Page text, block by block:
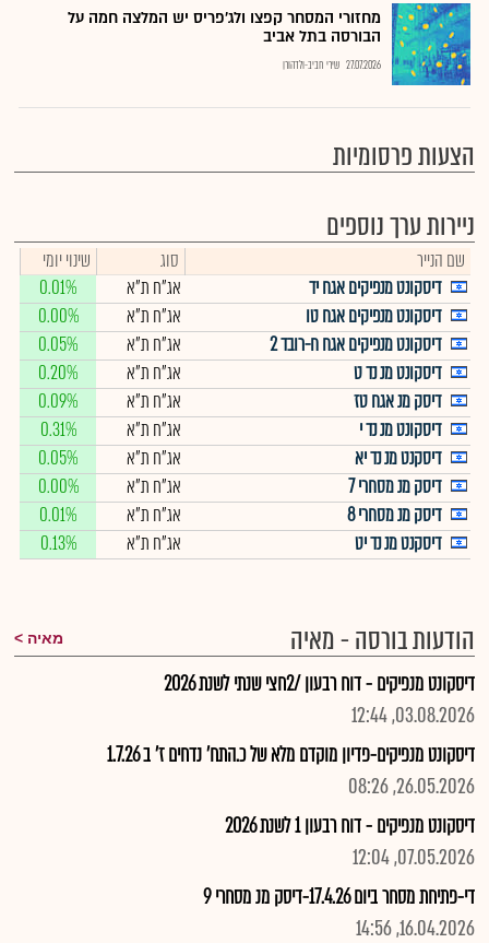
מחזורי המסחר קפצו ולג'פריס יש המלצה חמה על
הבורסה בתל אביב
27.07.2026 שירי חביב-ולדהורן
הצעות פרסומיות
ניירות ערך נוספים
שם הנייר סוג
שינוי יומי
דיסקונט מנפיקים אגח יד
אג"ח ת"א
0.01%
דיסקונט מנפיקים אגח טו
אג"ח ת"א
0.00%
דיסקונט מנפיקים אגח ח-רובד 2
אג"ח ת"א
0.05%
דיסקונט מנ נד ט
אג"ח ת"א
0.20%
דיסק מנ אגח טז
אג"ח ת"א
0.09%
דיסקונט מנ נד י
אג"ח ת"א
0.31%
דיסקנט מנ נד יא
אג"ח ת"א
0.05%
דיסק מנ מסחרי 7
אג"ח ת"א
0.00%
דיסק מנ מסחרי 8
אג"ח ת"א
0.01%
דיסקנט מנ נד יט
אג"ח ת"א 0.13%
הודעות בורסה - מאיה מאיה
דיסקונט מנפיקים - דוח רבעון /2חצי שנתי לשנת 2026
03.08.2026, 12:44
דיסקונט מנפיקים-פדיון מוקדם מלא של כ.התח' נדחים ז' ב 1.7.26
26.05.2026, 08:26
דיסקונט מנפיקים - דוח רבעון 1 לשנת 2026
07.05.2026, 12:04
די-פתיחת מסחר ביום 17.4.26-דיסק מנ מסחרי 9
16.04.2026, 14:56